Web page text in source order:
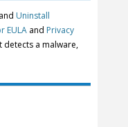
and Uninstall
EULA and Privacy
detects a malware,